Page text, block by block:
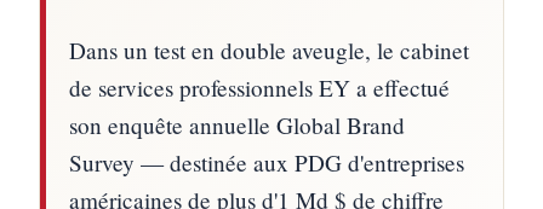
Dans un test en double aveugle, le cabinet
de services professionnels EY a effectué
son enquête annuelle Global Brand
Survey — destinée aux PDG d'entreprises
américaines de plus d'1 Md $ de chiffre